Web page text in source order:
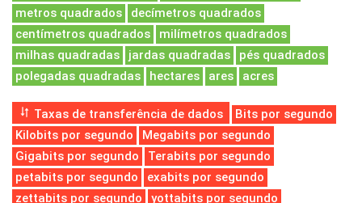
metros quadrados
decímetros quadrados
centímetros quadrados
milímetros quadrados
milhas quadradas
jardas quadradas
pés quadrados
polegadas quadradas
hectares ares acres
Taxas de transferência de dados
Bits por segundo
Kilobits por segundo
Megabits por segundo
Gigabits por segundo
Terabits por segundo
petabits por segundo
exabits por segundo
zettabits por segundo
yottabits por segundo